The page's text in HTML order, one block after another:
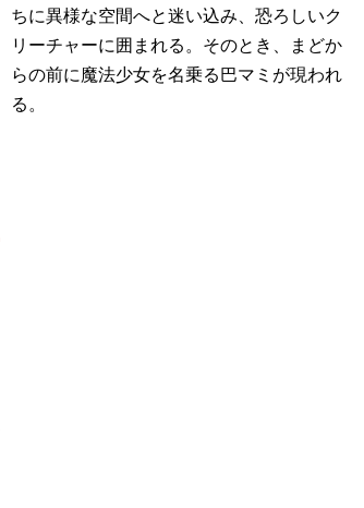
ちに異様な空間へと迷い込み、恐ろしいク
リーチャーに囲まれる。そのとき、まどか
らの前に魔法少女を名乗る巴マミが現われ
る。